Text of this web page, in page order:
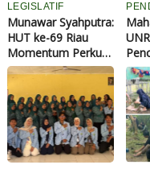
LEGISLATIF
Munawar Syahputra:
HUT ke-69 Riau
Momentum Perkuat
Pembangunan dan
Kesejahteraan
Masyarakat
di